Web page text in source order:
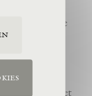
gegründete
hat es
Kiefer zu
für
Sie widmet